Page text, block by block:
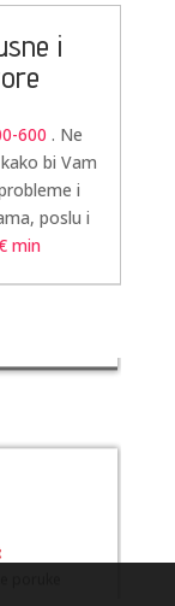
i
600 . Ne
bi Vam
i
poslu i
min
poruke